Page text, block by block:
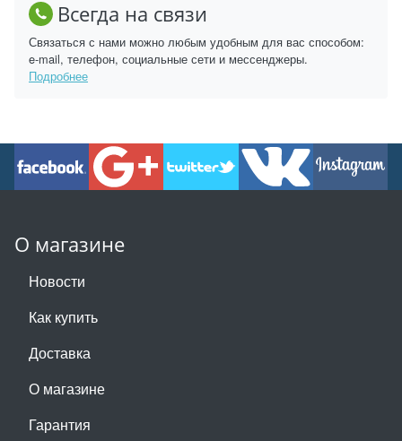
Всегда на связи
Связаться с нами можно любым удобным для вас способом:
e-mail, телефон, социальные сети и мессенджеры.
Подробнее
О магазине
Новости
Как купить
Доставка
О магазине
Гарантия